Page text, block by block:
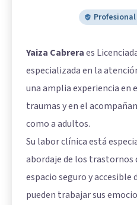
Yaiza Cabreraes
especializada en la
una amplia experiencia
traumas y en el
como a adultos.
Su labor clínica está
abordaje de los trastornos
espacio seguro y accesible
pueden trabajar sus